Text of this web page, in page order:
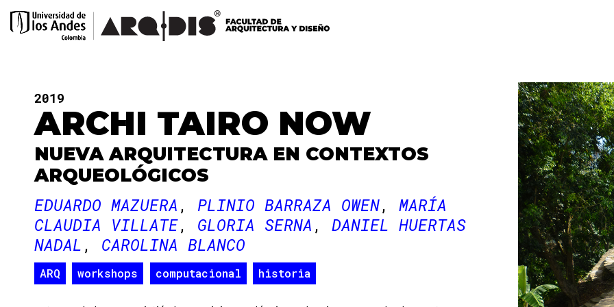
2019
ARCHI TAIRO NOW
NUEVA ARQUITECTURA EN CONTEXTOS
ARQUEOLÓGICOS
EDUARDO MAZUERA PLINIO BARRAZA OWEN
MARÍA
CLAUDIA VILLATE
GLORIA SERNA
DANIEL HUERTAS
NADAL
CAROLINA BLANCO
ARQ workshops computacional historia